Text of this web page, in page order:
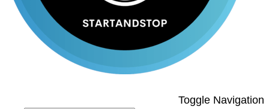
Toggle Navigation